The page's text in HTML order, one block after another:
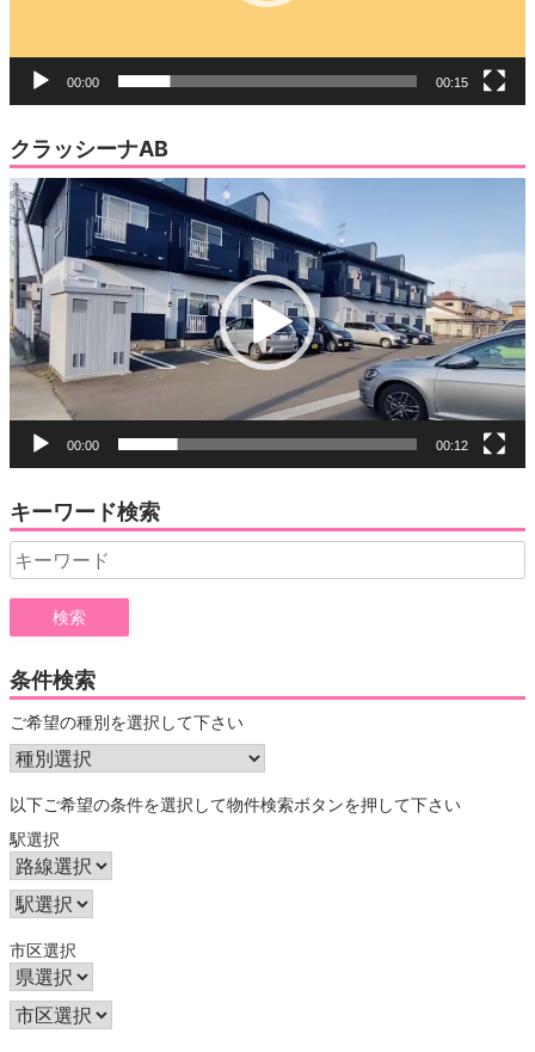
00:00 00:15
クラッシーナAB
動
画
プ
レ
ー
ヤ
ー
00:00 00:12
キーワード検索
Search
for:
条件検索
ご希望の種別を選択して下さい
以下ご希望の条件を選択して物件検索ボタンを押して下さい
駅選択
市区選択